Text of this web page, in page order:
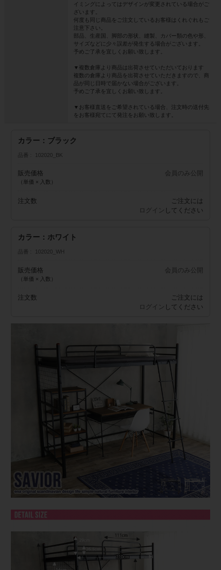
イミングによってはデザインが変更されている場合がご
ざいます。
何度も同じ商品をご注文しているお客様はくれぐれもご
注意下さい。
部品、生産国、脚部の形状、縫製、カバー類の色や形、
サイズなどに少々誤差が発生する場合がございます。
予めご了承を宜しくお願い致します。
▼複数倉庫より商品は出荷させていただいております
複数の倉庫より商品を出荷させていただきますので、商
品が同じ日時で届かない場合がございます。
予めご了承を宜しくお願い致します。
▼お客様直送をご希望されている場合、注文時の送付先
をお客様宛てにて発注をお願い致します。
カラー：ブラック
品番 102020_BK
販売価格
（単価 × 入数）
会員のみ公開
注文数
ご注文には
ログイン してください
カラー：ホワイト
品番 102020_WH
販売価格
（単価 × 入数）
会員のみ公開
注文数
ご注文には
ログイン してください